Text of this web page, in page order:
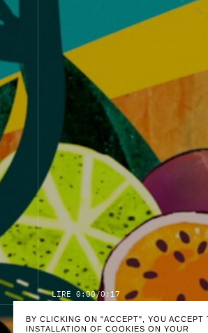
LIRE 0:00/0:17
BY CLICKING ON "ACCEPT", YOU ACCEPT
INSTALLATION OF COOKIES ON YOUR